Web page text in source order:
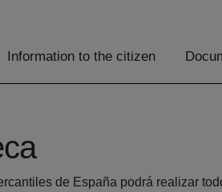
Information to the citizen
de España podrá realizar